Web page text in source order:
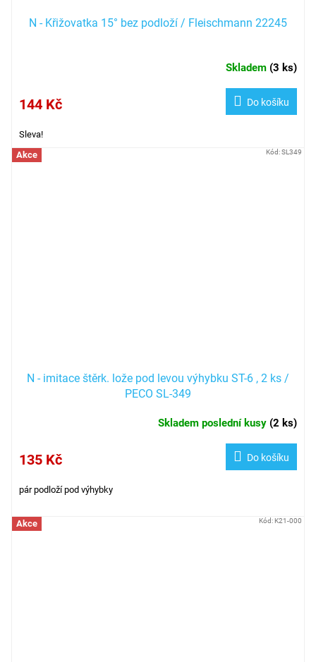
N - Křižovatka 15° bez podloží / Fleischmann 22245
Skladem (3 ks)
144 Kč Do košíku
Sleva!
Akce
N - imitace štěrk. lože pod levou výhybku ST-6 , 2 ks /
PECO SL-349
Skladem poslední kusy (2 ks)
135 Kč Do košíku
pár podloží pod výhybky
Kód:SL349
Akce Kód:K21-000